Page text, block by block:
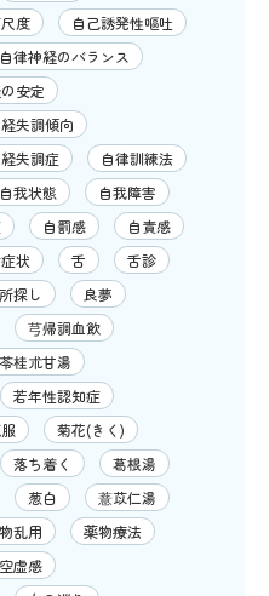
度
自己誘発性嘔吐
自律神経のバランス
安定
失調傾向
失調症
自律訓練法
自我状態
自我障害
自罰感
自責感
状 舌
舌診
探し
良夢
芎帰調血飲
苓桂朮甘湯
若年性認知症
菊花(きく)
落ち着く
葛根湯
葱白
薏苡仁湯
乱用
薬物療法
虚感